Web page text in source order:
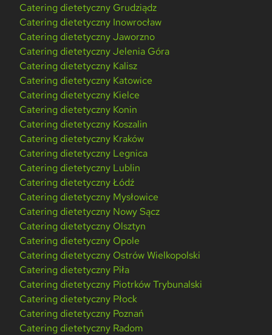
Catering dietetyczny Grudziądz
Catering dietetyczny Inowrocław
Catering dietetyczny Jaworzno
Catering dietetyczny Jelenia Góra
Catering dietetyczny Kalisz
Catering dietetyczny Katowice
Catering dietetyczny Kielce
Catering dietetyczny Konin
Catering dietetyczny Koszalin
Catering dietetyczny Kraków
Catering dietetyczny Legnica
Catering dietetyczny Lublin
Catering dietetyczny Łódź
Catering dietetyczny Mysłowice
Catering dietetyczny Nowy Sącz
Catering dietetyczny Olsztyn
Catering dietetyczny Opole
Catering dietetyczny Ostrów Wielkopolski
Catering dietetyczny Piła
Catering dietetyczny Piotrków Trybunalski
Catering dietetyczny Płock
Catering dietetyczny Poznań
Catering dietetyczny Radom